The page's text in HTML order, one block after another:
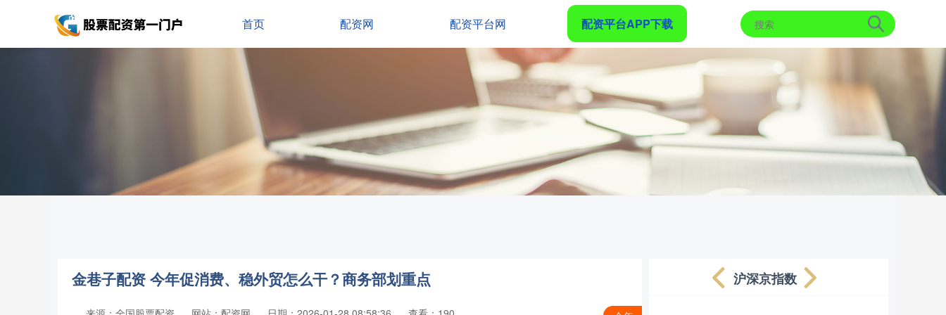
首页 配资网 配资平台网 配资平台APP下载
金巷子配资 今年促消费、稳外贸怎么干？商务部划重点 沪深京指数